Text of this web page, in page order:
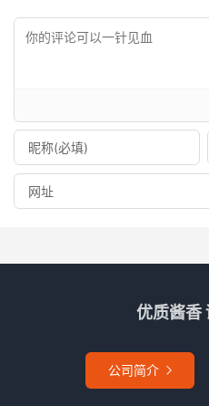
优质酱香
公司简介 